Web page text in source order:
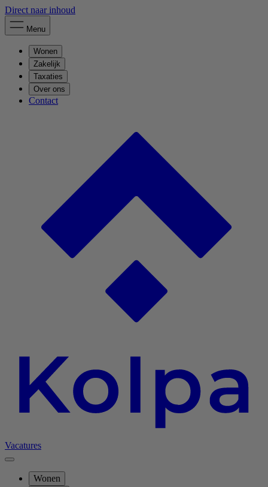
Direct naar inhoud
Menu
Wonen
Zakelijk
Taxaties
Over ons
Contact
Vacatures
Wonen